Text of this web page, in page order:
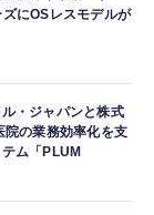
にOSレスモデルが
・ジャパンと株式
院の業務効率化を支
ム「PLUM